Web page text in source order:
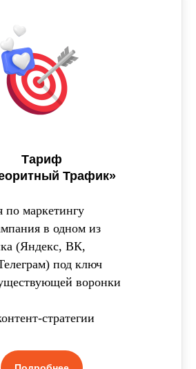
Тариф
Трафик»
по маркетингу
в одном из
(Яндекс, ВК,
под ключ
воронки
стратегии